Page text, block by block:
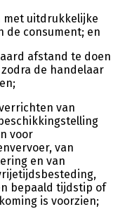
met uitdrukkelijke
de consument; en
afstand te doen
de handelaar
van
voor
van
en van
bepaald tijdstip of
is voorzien;